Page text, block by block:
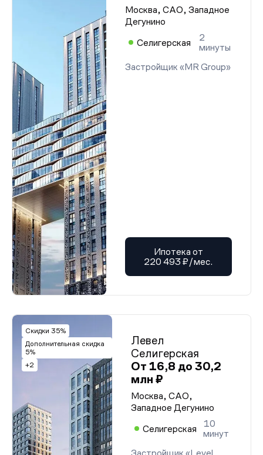
Москва, САО, Западное
Дегунино
Селигерская
2
минуты
Застройщик «MR Group»
Ипотека от
220 493 ₽/мес.
Скидки 35%
Дополнительная скидка
5%
+2
Левел
Селигерская
От 16,8 до 30,2
млн ₽
Москва, САО,
Западное Дегунино
Селигерская
10
минут
Застройщик «Level